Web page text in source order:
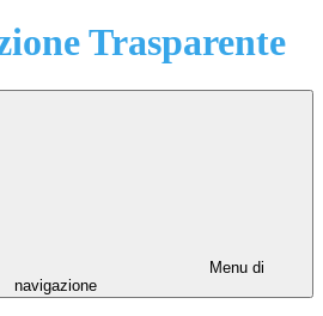
Trasparente
Menu di
navigazione